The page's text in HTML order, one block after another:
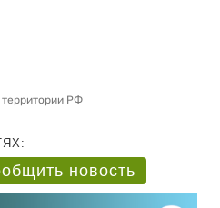
РФ
новость